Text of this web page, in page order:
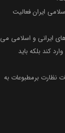
ایران فعالیت
ایرانی و اسلامی می
کند بلکه باید
نظارت برمطبوعات به